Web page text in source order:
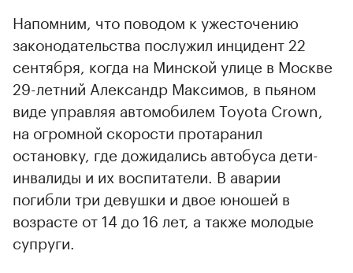
Напомним, что поводом к ужесточению
законодательства послужил инцидент 22
сентября, когда на Минской улице в Москве
29-летний Александр Максимов, в пьяном
виде управляя автомобилем Toyota Crown,
на огромной скорости протаранил
остановку, где дожидались автобуса дети-
инвалиды и их воспитатели. В аварии
погибли три девушки и двое юношей в
возрасте от 14 до 16 лет, а также молодые
супруги.